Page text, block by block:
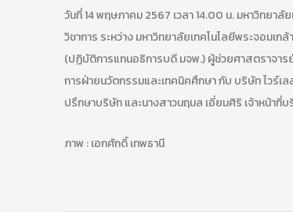
วันที่ 14 พฤษภาคม 2567 เวลา 14.00 น. มหาวิทยา
วิชาการ ระหว่าง มหาวิทยาลัยเทคโนโลยีพระจอม
(ปฏิบัติการแทนอธิการบดี มจพ.) ผู้ช่วยศาสตราจาร
การฝ่ายนวัตกรรมและเทคนิคศึกษา กับ บริษัท ไวร์
ปรึกษาบริษัท และนางสาวนฤมล เอี่ยมศิริ เจ้าหน้า
ภาพ : เอกศักดิ์ เทพธานี